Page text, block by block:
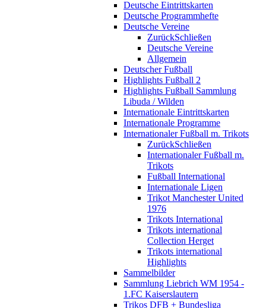
Deutsche Eintrittskarten
Deutsche Programmhefte
Deutsche Vereine
ZurückSchließen
Deutsche Vereine
Allgemein
Deutscher Fußball
Highlights Fußball 2
Highlights Fußball Sammlung
Libuda / Wilden
Internationale Eintrittskarten
Internationale Programme
Internationaler Fußball m. Trikots
ZurückSchließen
Internationaler Fußball m.
Trikots
Fußball International
Internationale Ligen
Trikot Manchester United
1976
Trikots International
Trikots international
Collection Herget
Trikots international
Highlights
Sammelbilder
Sammlung Liebrich WM 1954 -
1.FC Kaiserslautern
Trikos DFB + Bundesliga